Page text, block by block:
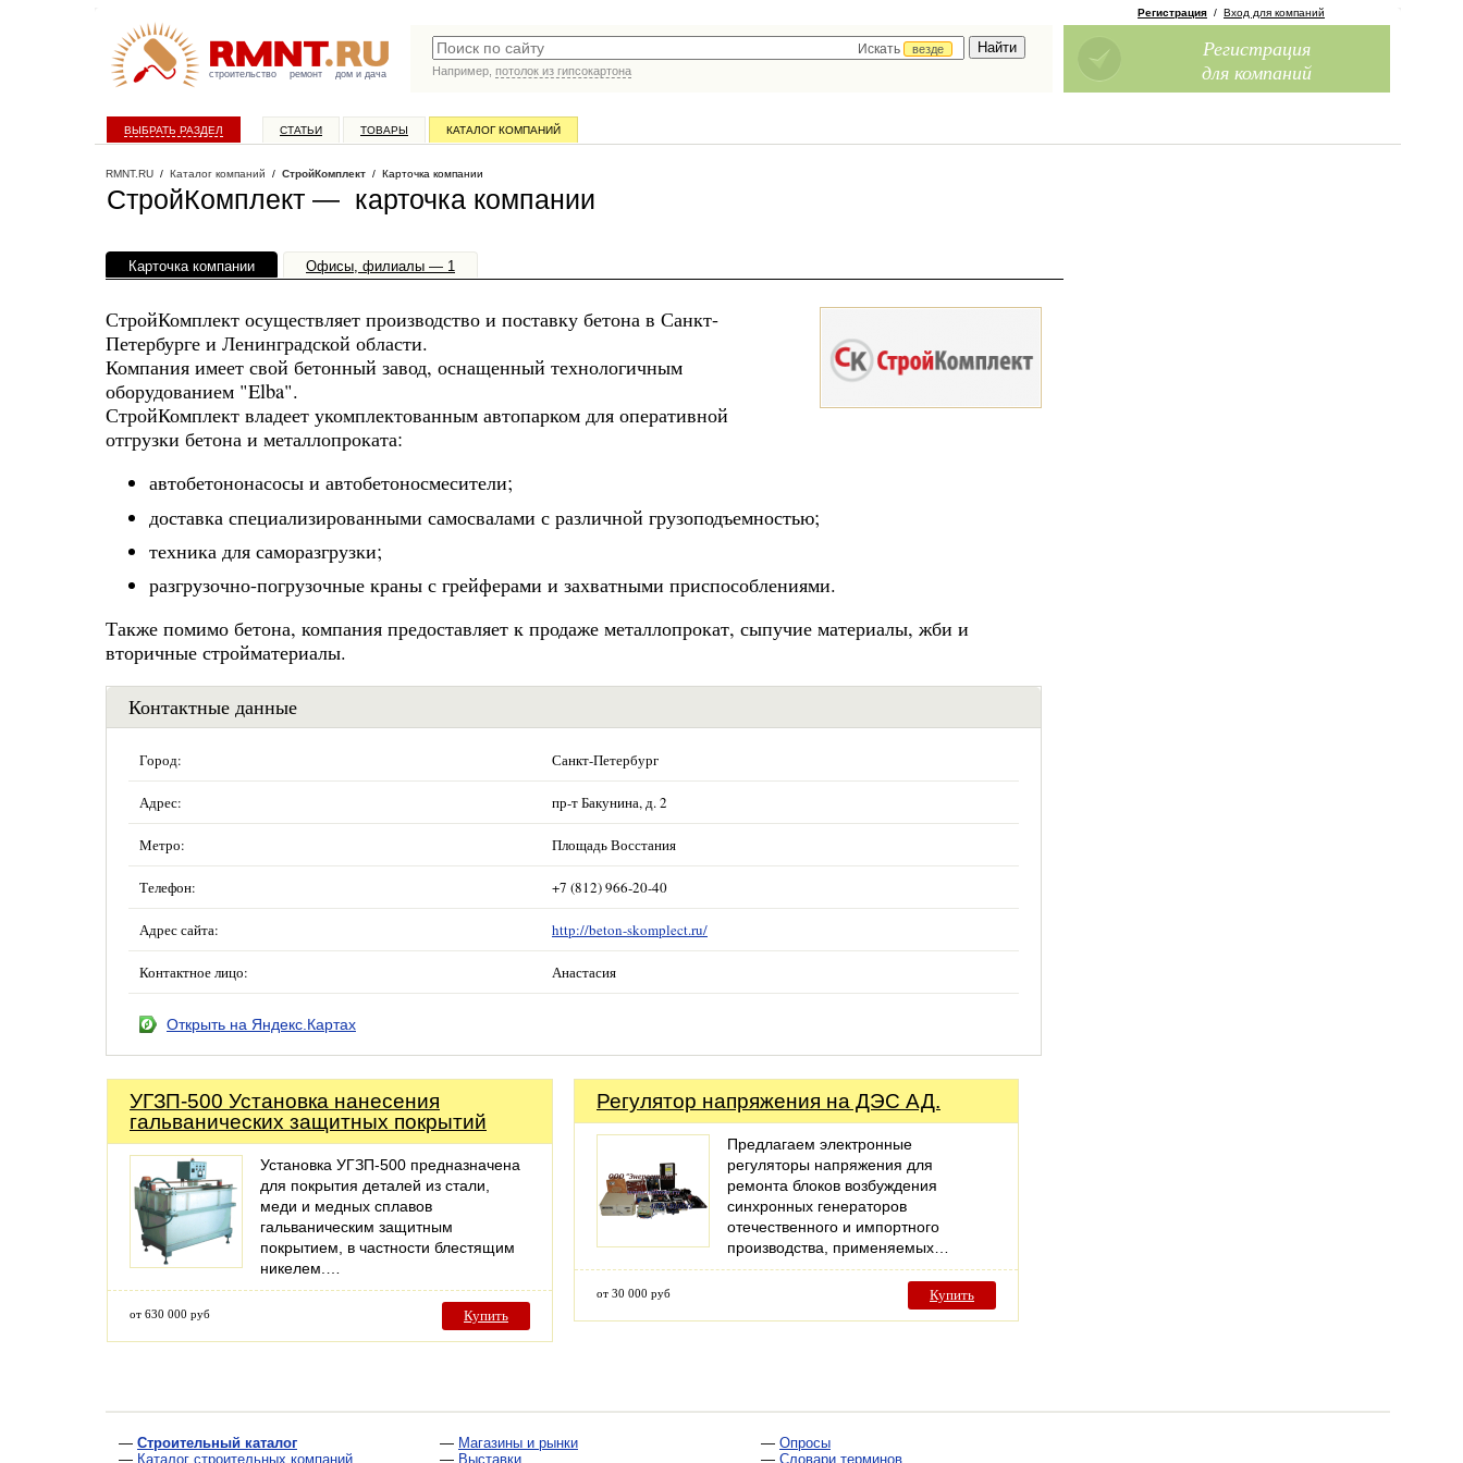
строительство ремонт дом и дача
Искать
везде
Например, потолок из гипсокартона
Регистрация / Вход для компаний
Регистрация
для компаний
ВЫБРАТЬ РАЗДЕЛ СТАТЬИ ТОВАРЫ КАТАЛОГ КОМПАНИЙ
RMNT.RU / Каталог компаний / СтройКомплект / Карточка компании
СтройКомплект — карточка компании
Карточка компании Офисы, филиалы — 1
СтройКомплект осуществляет производство и поставку бетона в Санкт-
Петербурге и Ленинградской области.
Компания имеет свой бетонный завод, оснащенный технологичным
оборудованием "Elba".
СтройКомплект владеет укомплектованным автопарком для оперативной
отгрузки бетона и металлопроката:
автобетононасосы и автобетоносмесители;
доставка специализированными самосвалами с различной грузоподъемностью;
техника для саморазгрузки;
разгрузочно-погрузочные краны с грейферами и захватными приспособлениями.
Также помимо бетона, компания предоставляет к продаже металлопрокат, сыпучие материалы, жби и
вторичные стройматериалы.
Контактные данные
Город: Санкт-Петербург
Адрес: пр-т Бакунина, д. 2
Метро: Площадь Восстания
Телефон: +7 (812) 966-20-40
Адрес сайта: http://beton-skomplect.ru/
Контактное лицо: Анастасия
Открыть на Яндекс.Картах
УГЗП-500 Установка нанесения
гальванических защитных покрытий
Установка УГЗП-500 предназначена
для покрытия деталей из стали,
меди и медных сплавов
гальваническим защитным
покрытием, в частности блестящим
никелем.…
от 630 000 руб Купить
Регулятор напряжения на ДЭС АД.
Предлагаем электронные
регуляторы напряжения для
ремонта блоков возбуждения
синхронных генераторов
отечественного и импортного
производства, применяемых…
от 30 000 руб Купить
— Строительный каталог
— Каталог строительных компаний
— Магазины и рынки
— Выставки
— Опросы
— Словари терминов